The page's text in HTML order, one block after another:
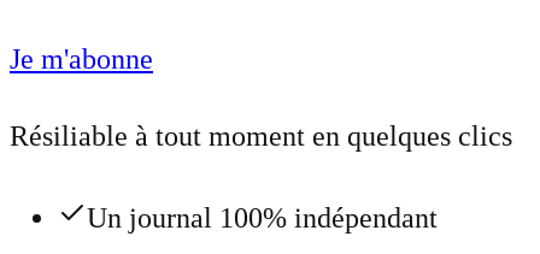
Je m'abonne
Résiliable à tout moment en quelques clics
Un journal 100% indépendant